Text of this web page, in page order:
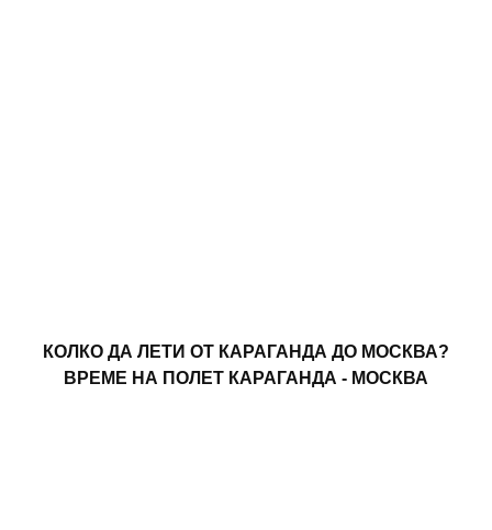
КОЛКО ДА ЛЕТИ ОТ КАРАГАНДА ДО МОСКВА?
ВРЕМЕ НА ПОЛЕТ КАРАГАНДА - МОСКВА